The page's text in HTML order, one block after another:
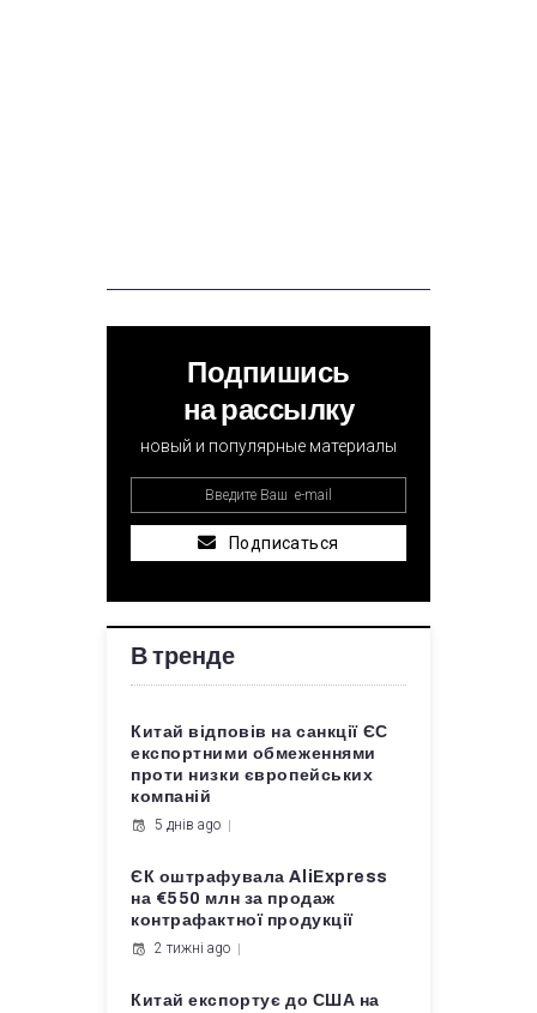
Подпишись
на рассылку
новый и популярные материалы
Подписаться
В тренде
Китай відповів на санкції ЄС
експортними обмеженнями
проти низки європейських
компаній
5 днів ago
ЄК оштрафувала AliExpress
на €550 млн за продаж
контрафактної продукції
2 тижні ago
Китай експортує до США на